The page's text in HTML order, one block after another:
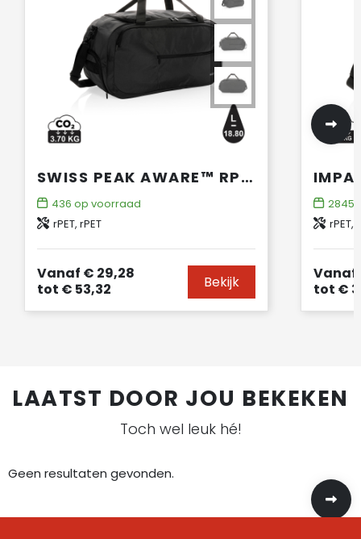
SWISS PEAK AWARE™ RPET SPORTTAS
436 op voorraad
rPET, rPET
Vanaf € 29,28
tot € 53,32 Bekijk
2845
rPET,
Vanaf
tot €
LAATST DOOR JOU BEKEKEN
Toch wel leuk hé!
Geen resultaten gevonden.